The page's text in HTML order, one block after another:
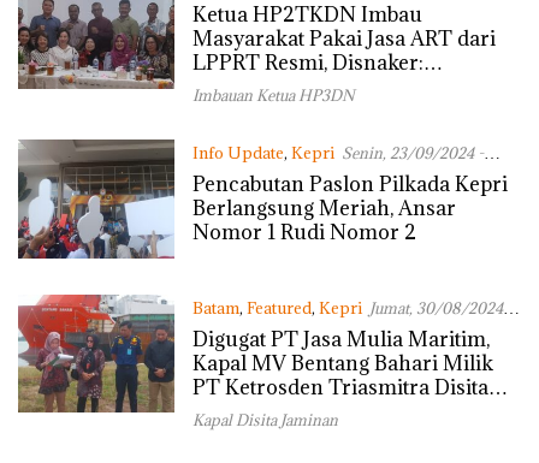
Ketua HP2TKDN Imbau
Masyarakat Pakai Jasa ART dari
LPPRT Resmi, Disnaker:
Informasikan kepada Kami yang
Imbauan Ketua HP3DN
Info Update, Kepri Senin, 23/09/2024 -
11:00 WIB
Pencabutan Paslon Pilkada Kepri
Berlangsung Meriah, Ansar
Nomor 1 Rudi Nomor 2
Batam, Featured, Kepri Jumat, 30/08/2024 -
17:01 WIB
Digugat PT Jasa Mulia Maritim,
Kapal MV Bentang Bahari Milik
PT Ketrosden Triasmitra Disita
Pengadilan Negeri Batam
Kapal Disita Jaminan